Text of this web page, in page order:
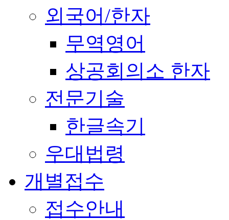
외국어/한자
무역영어
상공회의소 한자
전문기술
한글속기
우대법령
개별접수
접수안내